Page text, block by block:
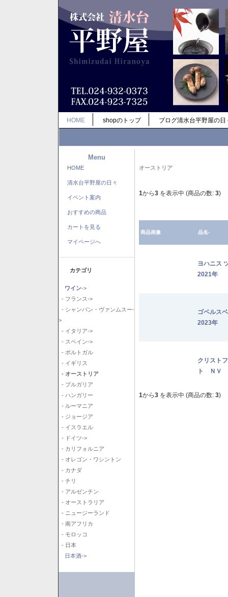
HOME shopのトップ ブログ清水台平野屋の日
Menu
HOME
清水台平野屋の日々
イベント案内
おすすめの商品
カートを見る
マイページへ
カテゴリ
ワイン->
- フランス->
- シャンパン・ヴァンムスー-
>
- イタリア->
- スペイン->
- ポルトガル
- イギリス
- オーストリア
- ブルガリア
- ハンガリー
- ルーマニア
- ジョージア
- イスラエル
- ドイツ->
- カリフォルニア
- オレゴン・ワシントン
- カナダ
- チリ
- アルゼンチン
- オーストラリア
- ニュージーランド
- 南アフリカ
- モロッコ
- 日本
日本酒->
オーストリア
1から3 を表示中 (商品の数: 3)
商品画像 品名-
ヨハニス
2021年
ゴベルス
2023年
クリスト
ト ＮＶ
1から3 を表示中 (商品の数: 3)